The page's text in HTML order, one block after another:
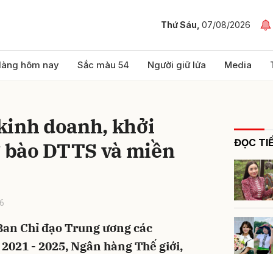
Thứ Sáu, 07/08/2026
hôm nay Sắc màu 54 Người giữ lửa Media
doanh, khởi
DTTS và miền
Chỉ đạo Trung ương các
- 2025, Ngân hàng Thế giới,
ĐỌC
luận
Gửi